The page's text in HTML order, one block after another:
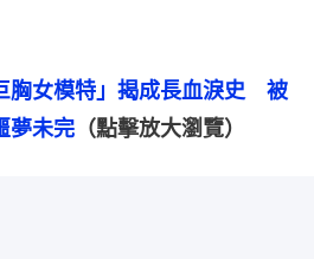
胸女模特」揭成長血淚史　被
夢未完 （點擊放大瀏覽）